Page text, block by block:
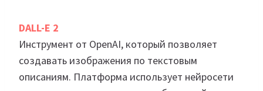
DALL-E 2
Инструмент от OpenAI, который позволяет
создавать изображения по текстовым
описаниям. Платформа использует нейросети